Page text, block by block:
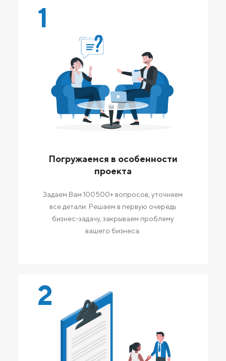
1
Погружаемся в особенности
проекта
Задаем Вам 100500+ вопросов, уточняем
все детали. Решаем в первую очередь
бизнес-задачу, закрываем проблему
вашего бизнеса.
2